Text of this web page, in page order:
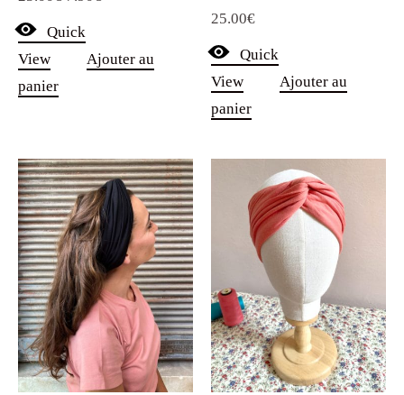
prix
initial
était :est :
Quick
View
Ajouter au
panier
25.00€
Quick
View
Ajouter au
panier